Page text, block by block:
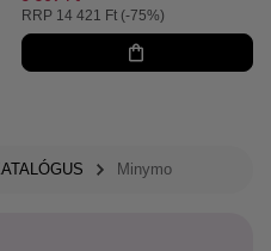
Ajánlott ár:
RRP 14 421 Ft (-75%)
Minymo